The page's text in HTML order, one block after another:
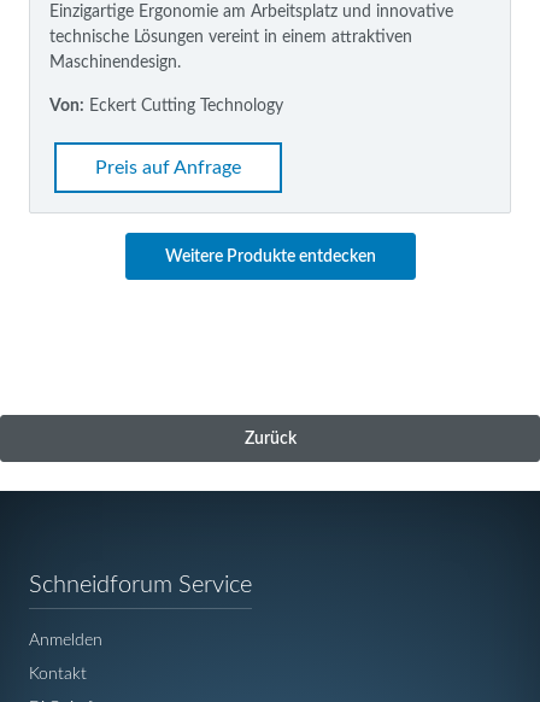
Einzigartige Ergonomie am Arbeitsplatz und innovative
technische Lösungen vereint in einem attraktiven
Maschinendesign.
Von: Eckert Cutting Technology
Preis auf Anfrage
Weitere Produkte entdecken
Zurück
Schneidforum Service
Anmelden
Kontakt